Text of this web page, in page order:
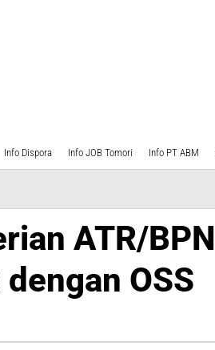
Info Dispora Info JOB Tomori Info PT ABM
ATR/BPN
OSS